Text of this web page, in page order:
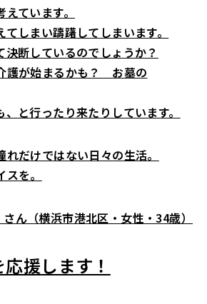
ています。
しまい躊躇してしまいます。
断しているのでしょうか？
護が始まるかも？ お墓の
と行ったり来たりしています。
だけではない日々の生活。
を。
ん（横浜市港北区・女性・34歳）
援します！